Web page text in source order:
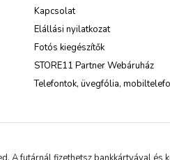
Kapcsolat
Elállási nyilatkozat
Fotós kiegészítők
STORE11 Partner Webáruház
Telefontok, üvegfólia,